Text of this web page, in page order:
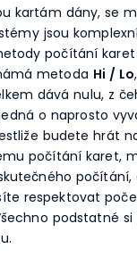
kartám dány, se
jsou
počítání karet
metoda Hi / Lo
dává nulu, z
o naprosto
budete hrát
počítání karet,
počítání,
respektovat
podstatné